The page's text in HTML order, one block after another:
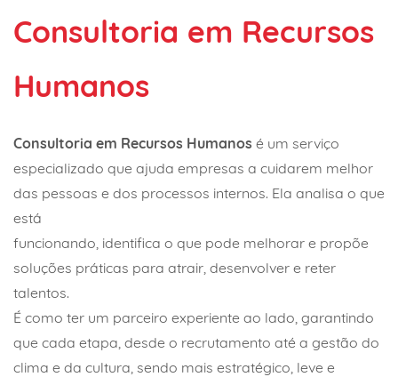
Consultoria em Recursos
Humanos
Consultoria em Recursos Humanos é um serviço
especializado que ajuda empresas a cuidarem melhor
das pessoas e dos processos internos. Ela analisa o que
está
funcionando, identifica o que pode melhorar e propõe
soluções práticas para atrair, desenvolver e reter
talentos.
É como ter um parceiro experiente ao lado, garantindo
que cada etapa, desde o recrutamento até a gestão do
clima e da cultura, sendo mais estratégico, leve e